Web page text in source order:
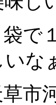
袋で
な
市